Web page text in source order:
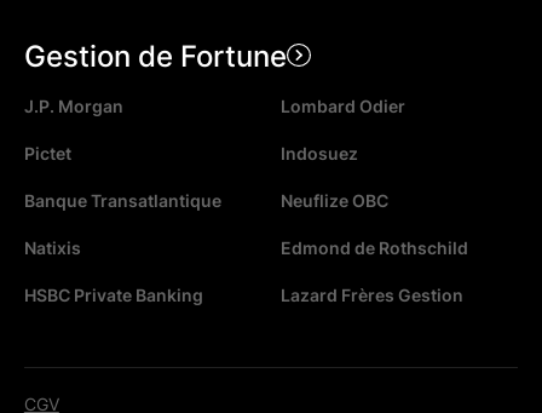
Gestion de Fortune
J.P. Morgan Lombard Odier
Pictet Indosuez
Banque Transatlantique Neuflize OBC
Natixis Edmond de Rothschild
HSBC Private Banking Lazard Frères Gestion
CGV